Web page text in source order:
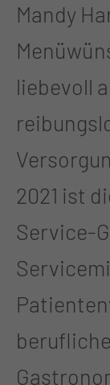
Mandy
liebevoll
2021 ist
Service-